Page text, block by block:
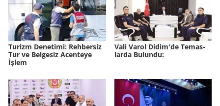
Tu­rizm De­ne­ti­mi: Reh­ber­siz
Tur ve Bel­ge­siz Acen­te­ye
İşlem
Vali Varol Didim'de Te­mas­
lar­da Bu­lun­du: